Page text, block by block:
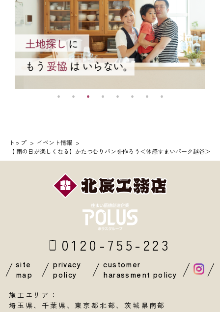
トップ
イベント情報
【 雨の日が楽しくなる】かたつむりパンを作ろう＜体感すまいパーク越谷＞
0120-755-223
site
map
privacy
policy
customer
harassment policy
施工エリア：
埼玉県、 千葉県 、東京都北部、茨城県南部